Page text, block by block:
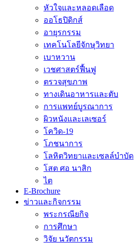
หัวใจและหลอดเลือด
ออโธปิดิกส์
อายุรกรรม
เทคโนโลยีจักษุวิทยา
เบาหวาน
เวชศาสตร์ฟื้นฟู
ตรวจสุขภาพ
ทางเดินอาหารและตับ
การแพทย์บูรณาการ
ผิวหนังและเลเซอร์
โควิด-19
โภชนาการ
โลหิตวิทยาและเซลล์บำบัด
โสต ศอ นาสิก
ไต
E-Brochure
ข่าวและกิจกรรม
พระกรณียกิจ
การศึกษา
วิจัย นวัตกรรม